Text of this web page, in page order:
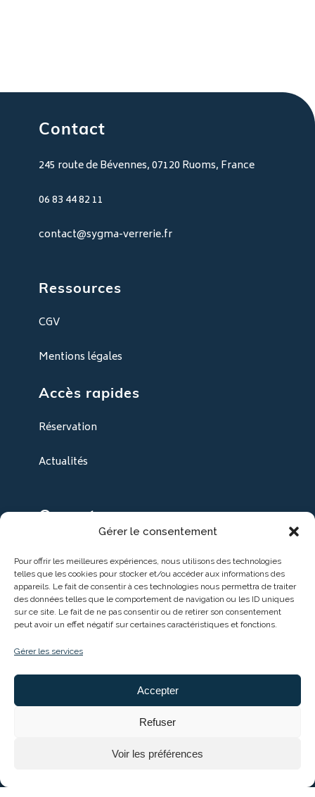
Gérer le consentement
Pour offrir les meilleures expériences, nous utilisons des technologies
telles que les cookies pour stocker et/ou accéder aux informations des
appareils. Le fait de consentir à ces technologies nous permettra de traiter
des données telles que le comportement de navigation ou les ID uniques
sur ce site. Le fait de ne pas consentir ou de retirer son consentement
peut avoir un effet négatif sur certaines caractéristiques et fonctions.
Gérer les services
Accepter
Refuser
Voir les préférences
Contact
245 route de Bévennes, 07120 Ruoms, France
06 83 44 82 11
contact@sygma-verrerie.fr
Ressources
CGV
Mentions légales
Accès rapides
Réservation
Actualités
9h30 à 18h30
+ les lundi en juillet / août